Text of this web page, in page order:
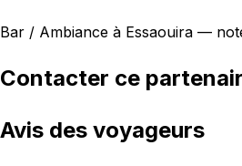
Bar / Ambiance à Essaouira —
Contacter ce
Avis des voyageurs